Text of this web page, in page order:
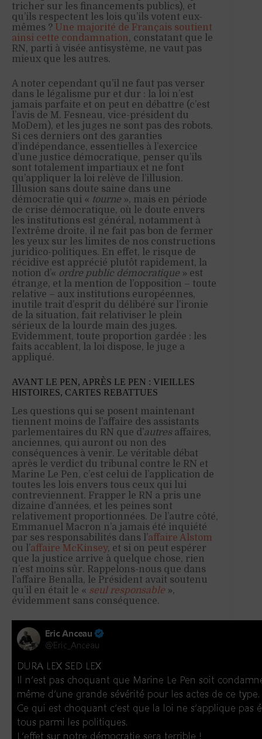
tricher sur les financements publics), et
qu’ils respectent les lois qu’ils votent eux-
mêmes ? Une majorité de Français soutient
ainsi cette condamnation, constatant que le
RN, parti à visée antisystème, ne vaut pas
mieux que les autres.
A noter cependant qu’il ne faut pas verser
dans le légalisme pur et dur : la loi n’est
jamais parfaite et on peut en débattre (c’est
l’avis de M. Fesneau, vice-président du
MoDem), et les juges ne sont pas des robots.
Si ces derniers ont des garanties
d’indépendance, essentielles à l’exercice
d’une justice démocratique, penser qu’ils
sont totalement impartiaux et ne font
qu’appliquer la loi relève de l’illusion.
Illusion sans doute saine dans une
démocratie qui « tourne », mais en période
de crise démocratique, où le doute envers
les institutions est général, notamment à
l’extrême droite, il ne fait pas bon de fermer
les yeux sur les limites de nos constructions
juridico-politiques. En effet, le risque de
récidive est apprécié plutôt rapidement, la
notion d’« ordre public démocratique » est
étrange, et la mention de l’opposition – toute
relative – aux institutions européennes,
inutile trait d’esprit du délibéré sur l’ironie
de la situation, fait relativiser le plein
sérieux de la lourde main des juges.
Evidemment, toute proportion gardée : les
faits accablent, la loi dispose, le juge a
appliqué.
AVANT LE PEN, APRÈS LE PEN : VIEILLES
HISTOIRES, CARTES REBATTUES
Les questions qui se posent maintenant
tiennent moins de l’affaire des assistants
parlementaires du RN que d’autresaffaires,
anciennes, qui auront ou non des
conséquences à venir. Le véritable débat
après le verdict du tribunal contre le RN et
Marine Le Pen, c’est celui de l’application de
toutes les lois envers tous ceux qui lui
contreviennent. Frapper le RN a pris une
dizaine d’années, et les peines sont
relativement proportionnées. De l’autre côté,
Emmanuel Macron n’a jamais été inquiété
par ses responsabilités dans l’affaire Alstom
ou l’affaire McKinsey, et si on peut espérer
que la justice arrive à quelque chose, rien
n’est moins sûr. Rappelons-nous que dans
l’affaire Benalla, le Président avait soutenu
qu’il en était le « seul responsable »,
évidemment sans conséquence.